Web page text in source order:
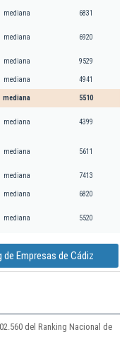
mediana 6831
mediana 6920
mediana 9529
mediana 4941
mediana 5510
mediana 4399
mediana 5611
mediana 7413
mediana 6820
mediana 5520
de Empresas de Cádiz
del Ranking Nacional de